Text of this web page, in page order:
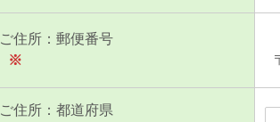
ご住所：郵便番号
※
ご住所：都道府県